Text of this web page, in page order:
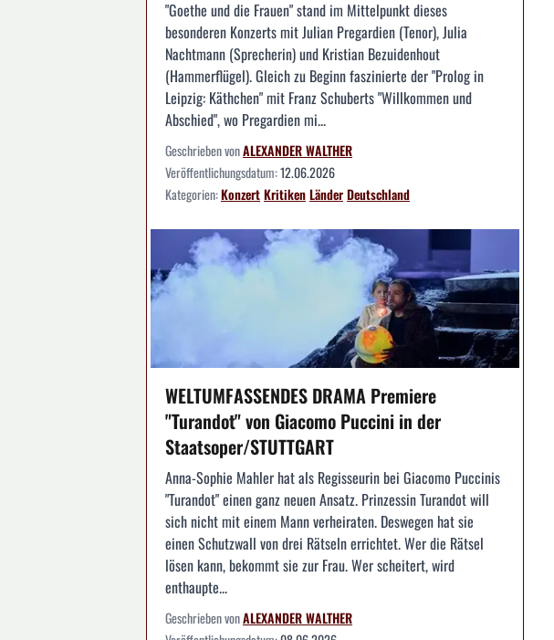
"Goethe und die Frauen" stand im Mittelpunkt dieses
besonderen Konzerts mit Julian Pregardien (Tenor), Julia
Nachtmann (Sprecherin) und Kristian Bezuidenhout
(Hammerflügel). Gleich zu Beginn faszinierte der "Prolog in
Leipzig: Käthchen" mit Franz Schuberts "Willkommen und
Abschied", wo Pregardien mi...
Geschrieben vonALEXANDER WALTHER
Veröffentlichungsdatum:12.06.2026
Kategorien:KonzertKritikenLänderDeutschland
WELTUMFASSENDES DRAMA Premiere
"Turandot" von Giacomo Puccini in der
Staatsoper/STUTTGART
Anna-Sophie Mahler hat als Regisseurin bei Giacomo Puccinis
"Turandot" einen ganz neuen Ansatz. Prinzessin Turandot will
sich nicht mit einem Mann verheiraten. Deswegen hat sie
einen Schutzwall von drei Rätseln errichtet. Wer die Rätsel
lösen kann, bekommt sie zur Frau. Wer scheitert, wird
enthaupte...
Geschrieben vonALEXANDER WALTHER